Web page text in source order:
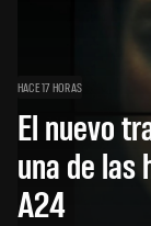
HACE 17 HORAS
El nuevo
una de las
A24